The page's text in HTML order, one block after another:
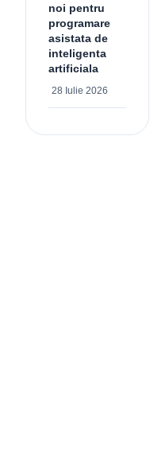
noi pentru
programare
asistata de
inteligenta
artificiala
28 Iulie 2026